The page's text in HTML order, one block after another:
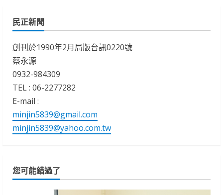
民正新聞
創刊於1990年2月局版台訊0220號
蔡永源
0932-984309
TEL : 06-2277282
E-mail :
minjin5839@gmail.com
minjin5839@yahoo.com.tw
您可能錯過了